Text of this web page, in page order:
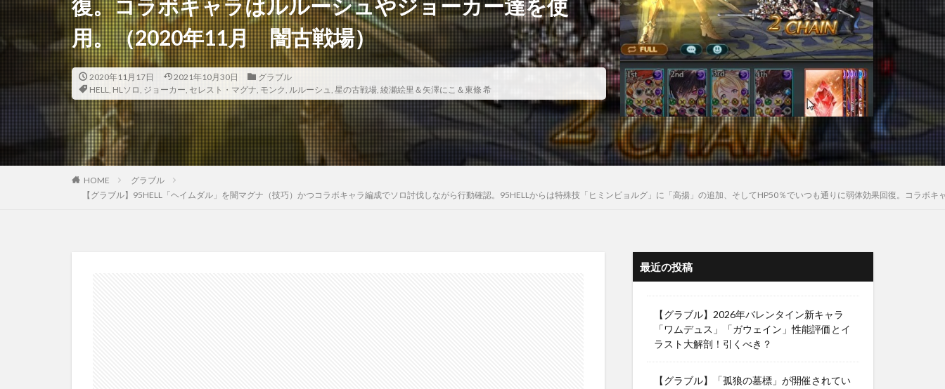
復。コラボキャラはルルーシュやジョーカー達を使
用。（2020年11月 闇古戦場）
2020年11月17日 2021年10月30日
グラブル
HELL, HLソロ, ジョーカー, セレスト・マグナ, モンク, ルルーシュ, 星の古戦場, 綾瀬絵里＆矢澤にこ＆東條 希
HOME
グラブル
【グラブル】95HELL「ヘイムダル」を闇マグナ（技巧）かつコラボキャラ編成でソロ討伐しながら行動確認。95HELLからは特殊技「ヒミンビョルグ」に「高揚」の追加、そしてHP50％でいつも通りに弱体効果回復。コラ
最近の投稿
【グラブル】2026年バレンタイン新キャラ
「ワムデュス」「ガウェイン」性能評価とイ
ラスト大解剖！引くべき？
【グラブル】「孤狼の墓標」が開催されてい